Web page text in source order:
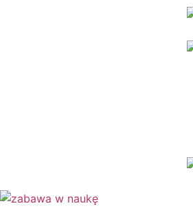
Dzień Edukacji Narodowej